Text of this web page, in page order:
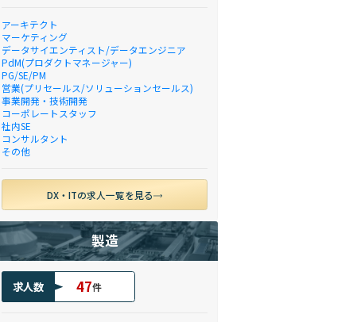
アーキテクト
マーケティング
データサイエンティスト/データエンジニア
PdM(プロダクトマネージャー)
PG/SE/PM
営業(プリセールス/ソリューションセールス)
事業開発・技術開発
コーポレートスタッフ
社内SE
コンサルタント
その他
DX・ITの求人一覧を見る
製造
求人数 47件